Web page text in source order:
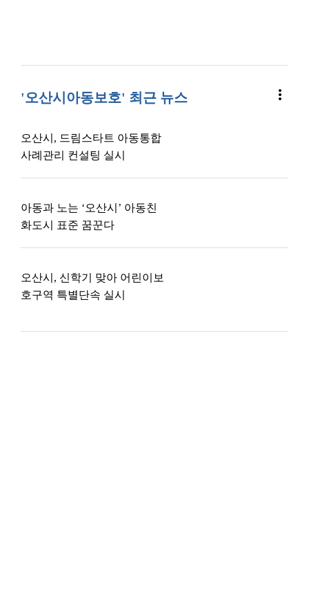
'오산시아동보호' 최근 뉴스 more_vert
오산시, 드림스타트 아동통합
사례관리 컨설팅 실시
아동과 노는 ‘오산시’ 아동친
화도시 표준 꿈꾼다
오산시, 신학기 맞아 어린이보
호구역 특별단속 실시